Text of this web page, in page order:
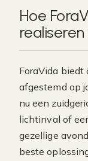
Hoe
ForaVida biedt
afgestemd op
nu een
lichtinval of
gezellige
beste